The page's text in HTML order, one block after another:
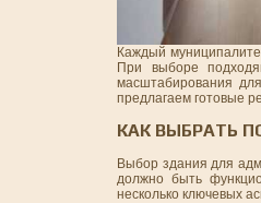
Каждый
При выборе
масштабирования
предлагаем готовые
КАК ВЫБРАТЬ
Выбор здания для
должно быть
несколько ключевых